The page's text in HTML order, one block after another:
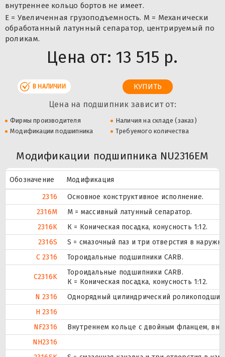
внутреннее кольцо бортов не имеет.
E = Увеличенная грузоподъемность. М = Механически
обработанный латунный сепаратор, центрируемый по
роликам.
Цена от: 13 515 р.
В НАЛИЧИИ
Цена на подшипник зависит от:
Фирмы производителя
Наличия на складе (заказ)
Модификации подшипника
Требуемого количества
Модификации подшипника NU2316EM
Обозначение
Модификация
2316
Основное конструктивное исполнение.
2316M
M = массивный латунный сепаратор.
2316K
К = Коническая посадка, конусность 1:12.
2316S
S = смазочный паз и три отверстия в
C 2316
Тороидальные подшипники CARB.
C2316K
Тороидальные подшипники CARB.
К = Коническая посадка, конусность 1:12.
N 2316
Однорядный цилиндрический
H 2316
NF2316
Внутреннем кольце с двойным фланцем,
NH2316